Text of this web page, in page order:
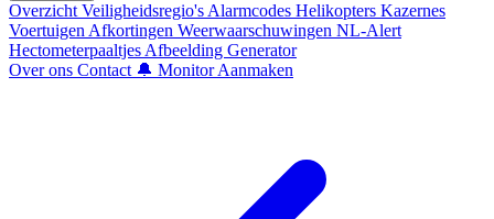
Overzicht Veiligheidsregio's Alarmcodes Helikopters Kazernes
Voertuigen Afkortingen Weerwaarschuwingen NL-Alert
Hectometerpaaltjes Afbeelding Generator
Over ons Contact 🔔 Monitor Aanmaken